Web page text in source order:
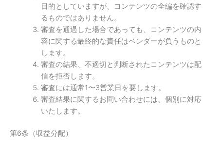
目的としていますが、コンテンツの全編を確認す
るものではありません。
審査を通過した場合であっても、コンテンツの内
容に関する最終的な責任はベンダーが負うものと
します。
審査の結果、不適切と判断されたコンテンツは配
信を拒否します。
審査には通常1〜3営業日を要します。
審査結果に関するお問い合わせには、個別に対応
いたします。
第6条（収益分配）